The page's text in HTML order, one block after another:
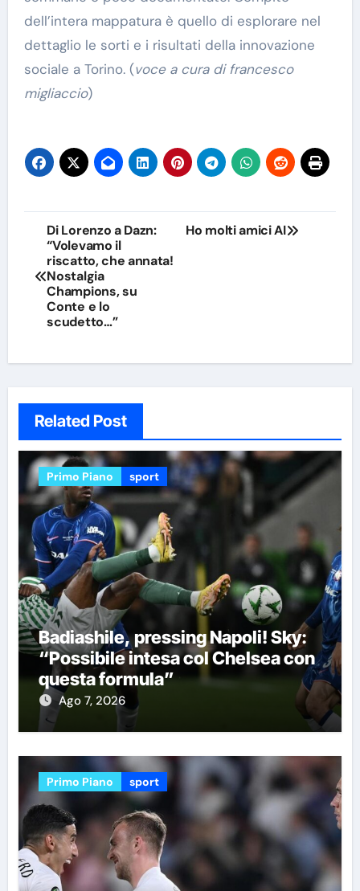
dell’intera mappatura è quello di esplorare nel
dettaglio le sorti e i risultati della innovazione
sociale a Torino. (voce a cura di francesco
migliaccio)
Navigazione
articoli
Di Lorenzo a Dazn:
“Volevamo il
riscatto, che annata!
Nostalgia
Champions, su
Conte e lo
scudetto…”
Ho molti amici AI
Related Post
Primo Piano sport
Badiashile, pressing Napoli! Sky:
“Possibile intesa col Chelsea con
questa formula”
Ago 7, 2026
Primo Piano sport